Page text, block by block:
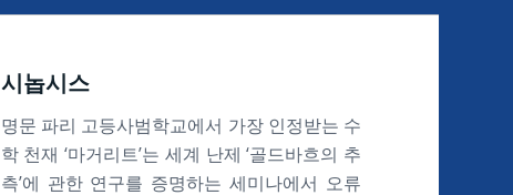
시놉시스
명문 파리 고등사범학교에서 가장 인정받는 수
학 천재 ‘마거리트’는 세계 난제 ‘골드바흐의 추
측’에 관한 연구를 증명하는 세미나에서 오류